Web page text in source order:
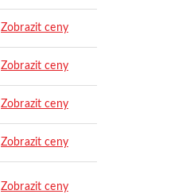
Zobrazit ceny
Zobrazit ceny
Zobrazit ceny
Zobrazit ceny
Zobrazit ceny